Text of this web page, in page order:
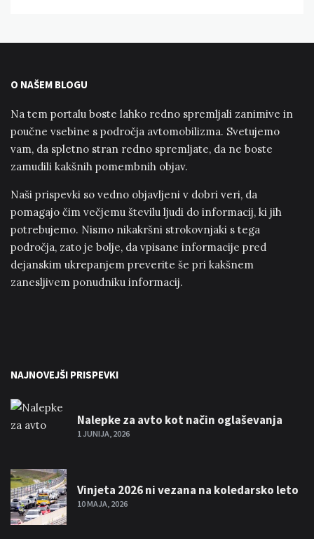
O NAŠEM BLOGU
Na tem portalu boste lahko redno spremljali zanimive in
poučne vsebine s področja avtomobilizma. Svetujemo
vam, da spletno stran redno spremljate, da ne boste
zamudili kakšnih pomembnih objav.
Naši prispevki so vedno objavljeni v dobri veri, da
pomagajo čim večjemu številu ljudi do informacij, ki jih
potrebujemo. Nismo nikakršni strokovnjaki s tega
področja, zato je bolje, da vpisane informacije pred
dejanskim ukrepanjem preverite še pri kakšnem
zanesljivem ponudniku informacij.
NAJNOVEJŠI PRISPEVKI
Nalepke za avto kot način oglaševanja
1 JUNIJA, 2026
Vinjeta 2026 ni vezana na koledarsko leto
10 MAJA, 2026